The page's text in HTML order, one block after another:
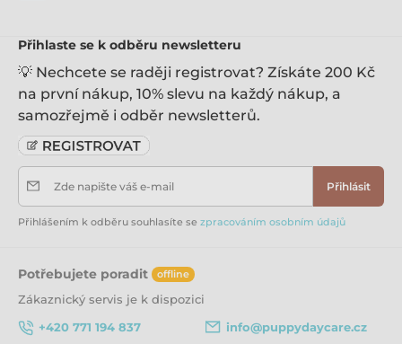
Přihlaste se k odběru newsletteru
💡 Nechcete se raději registrovat? Získáte 200 Kč
na první nákup, 10% slevu na každý nákup, a
samozřejmě i odběr newsletterů.
Zde napište váš e-mail Přihlásit
Přihlášením k odběru souhlasíte se zpracováním osobním údajů
Potřebujete poradit offline
Zákaznický servis je k dispozici
+420 771 194 837
info@puppydaycare.cz